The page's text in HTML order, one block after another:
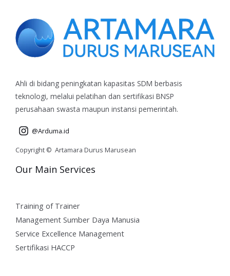
Ahli di bidang peningkatan kapasitas SDM berbasis
teknologi, melalui pelatihan dan sertifikasi BNSP
perusahaan swasta maupun instansi pemerintah.
@Arduma.id
Copyright © Artamara Durus Marusean
Our Main Services
Training of Trainer
Management Sumber Daya Manusia
Service Excellence Management
Sertifikasi HACCP